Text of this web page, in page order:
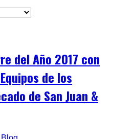
del Año 2017 con
de los
de San Juan &